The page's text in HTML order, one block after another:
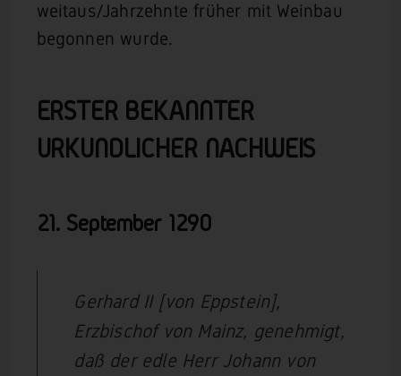
weitaus/Jahrzehnte früher mit Weinbau
begonnen wurde.
ERSTER BEKANNTER
URKUNDLICHER NACHWEIS
21. September 1290
Gerhard II [von Eppstein],
Erzbischof von Mainz, genehmigt,
daß der edle Herr Johann von